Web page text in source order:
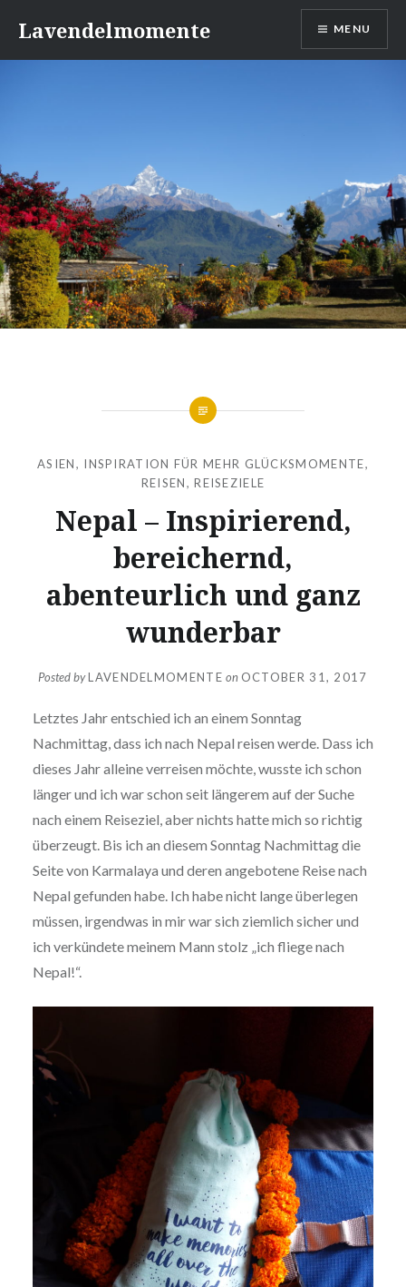
content
Lavendelmomente MENU
ASIEN, INSPIRATION FÜR MEHR GLÜCKSMOMENTE,
REISEN,REISEZIELE
Nepal – Inspirierend,
bereichernd,
abenteurlich und ganz
wunderbar
Posted byLAVENDELMOMENTE on OCTOBER 31, 2017
Letztes Jahr entschied ich an einem Sonntag
Nachmittag, dass ich nach Nepal reisen werde. Dass ich
dieses Jahr alleine verreisen möchte, wusste ich schon
länger und ich war schon seit längerem auf der Suche
nach einem Reiseziel, aber nichts hatte mich so richtig
überzeugt. Bis ich an diesem Sonntag Nachmittag die
Seite von Karmalaya und deren angebotene Reise nach
Nepal gefunden habe. Ich habe nicht lange überlegen
müssen, irgendwas in mir war sich ziemlich sicher und
ich verkündete meinem Mann stolz „ich fliege nach
Nepal!“.